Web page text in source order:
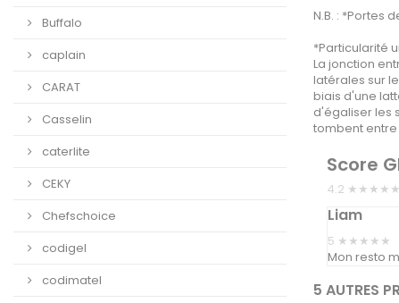
Buffalo
caplain
CARAT
Casselin
caterlite
CEKY
Chefschoice
codigel
codimatel
N.B. : *Portes
*Particularité
La jonction
latérales sur
biais d'une
d'égaliser les
tombent
Score
4.2 ★★★★★
Liam
5 ★★★★★
Mon resto
5 AUTRES